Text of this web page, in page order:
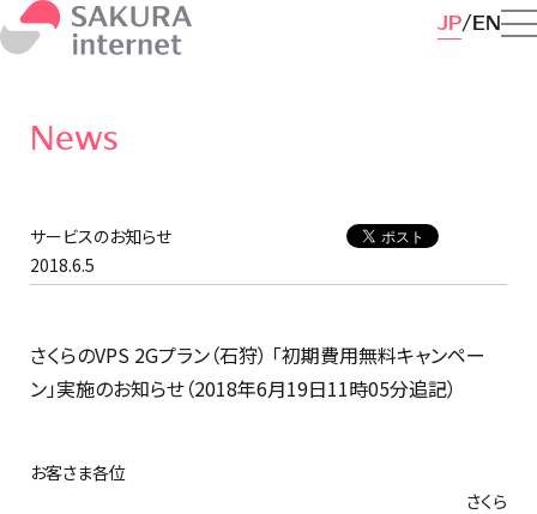
JP EN
News
サービスのお知らせ
2018.6.5
さくらのVPS 2Gプラン（石狩） 「初期費用無料キャンペー
ン」実施のお知らせ（2018年6月19日11時05分追記）
お客さま各位
さくら